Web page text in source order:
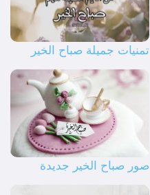
تمنيات جميلة صباح الخير
صور صباح الخير جديدة